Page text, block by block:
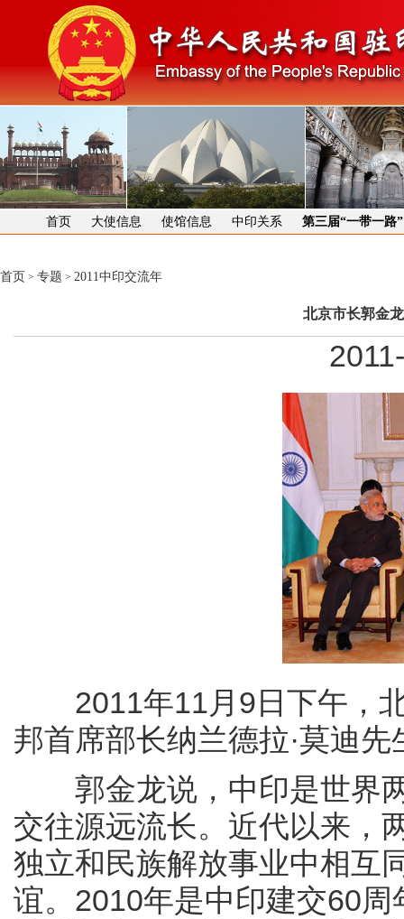
首页 大使信息 使馆信息 中印关系 第三届“一带一路
首页 > 专题 > 2011中印交流年
北京市长郭金
2011年11月9日下午，北
邦首席部长纳兰德拉·莫迪
郭金龙说，中印是世界两
交往源远流长。近代以来，
独立和民族解放事业中相互
谊。2010年是中印建交60